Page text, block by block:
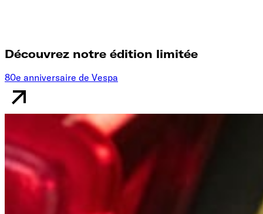
Découvrez notre édition limitée
80e anniversaire de Vespa